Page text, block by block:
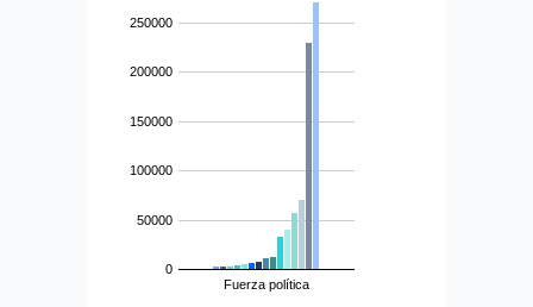
Fuerza política
0
50000
100000
150000
200000
250000